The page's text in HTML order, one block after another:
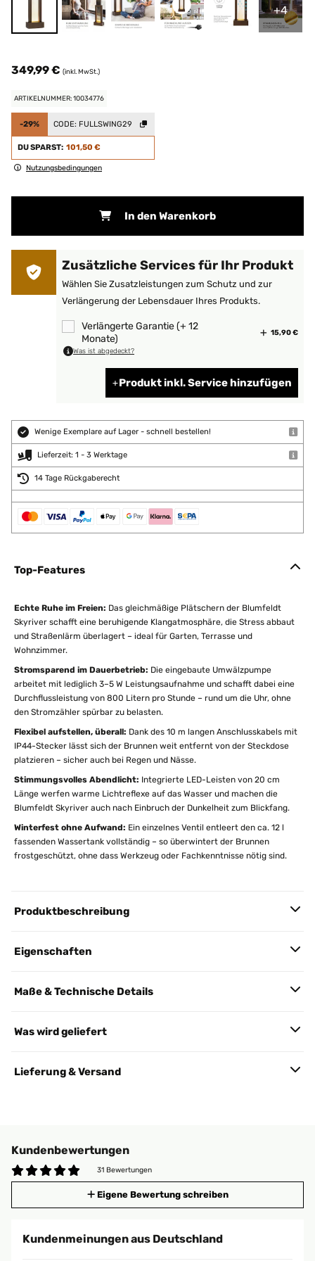
+4
349,99 € (inkl. MwSt.)
ARTIKELNUMMER: 10034776
-29% CODE: FULLSWING29
DU SPARST: 101,50 €
Nutzungsbedingungen
In den Warenkorb
Zusätzliche Services für Ihr Produkt
Wählen Sie Zusatzleistungen zum Schutz und zur
Verlängerung der Lebensdauer Ihres Produkts.
Verlängerte Garantie (+ 12
Monate)
15,90 €
Was ist abgedeckt?
Produkt inkl. Service hinzufügen
Wenige Exemplare auf Lager - schnell bestellen!
Lieferzeit: 1 - 3 Werktage
14 Tage Rückgaberecht
Top-Features
Echte Ruhe im Freien: Das gleichmäßige Plätschern der Blumfeldt
Skyriver schafft eine beruhigende Klangatmosphäre, die Stress abbaut
und Straßenlärm überlagert – ideal für Garten, Terrasse und
Wohnzimmer.
Stromsparend im Dauerbetrieb: Die eingebaute Umwälzpumpe
arbeitet mit lediglich 3–5 W Leistungsaufnahme und schafft dabei eine
Durchflussleistung von 800 Litern pro Stunde – rund um die Uhr, ohne
den Stromzähler spürbar zu belasten.
Flexibel aufstellen, überall: Dank des 10 m langen Anschlusskabels mit
IP44-Stecker lässt sich der Brunnen weit entfernt von der Steckdose
platzieren – sicher auch bei Regen und Nässe.
Stimmungsvolles Abendlicht: Integrierte LED-Leisten von 20 cm
Länge werfen warme Lichtreflexe auf das Wasser und machen die
Blumfeldt Skyriver auch nach Einbruch der Dunkelheit zum Blickfang.
Winterfest ohne Aufwand: Ein einzelnes Ventil entleert den ca. 12 l
fassenden Wassertank vollständig – so überwintert der Brunnen
frostgeschützt, ohne dass Werkzeug oder Fachkenntnisse nötig sind.
Produktbeschreibung
Eigenschaften
Maße & Technische Details
Was wird geliefert
Lieferung & Versand
Kundenbewertungen
31 Bewertungen
Eigene Bewertung schreiben
Kundenmeinungen aus Deutschland